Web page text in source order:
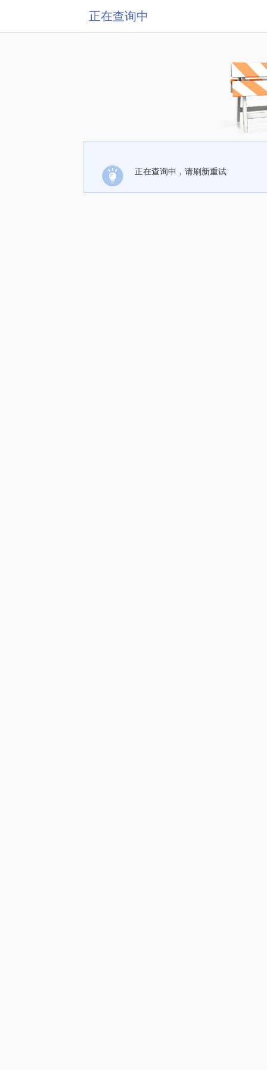
正在查询中
正在查询中，请刷新重试